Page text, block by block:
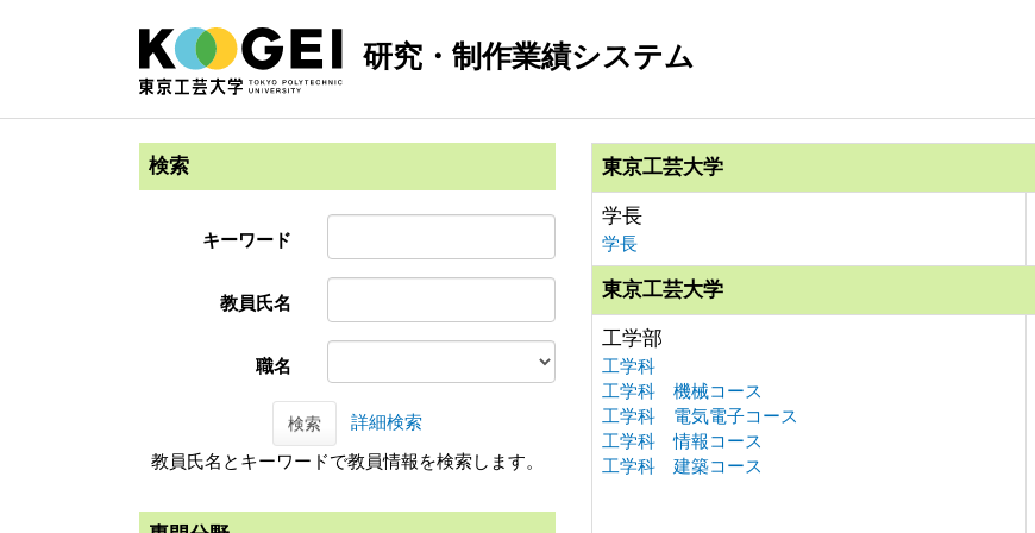
研究・制作業績システム
検索
キーワード
教員氏名
職名
検索
詳細検索
教員氏名とキーワードで教員情報を検索します。
東京工芸大学
学長
学長
東京工芸大学
工学部
工学科
工学科 機械コース
工学科 電気電子コース
工学科 情報コース
工学科 建築コース